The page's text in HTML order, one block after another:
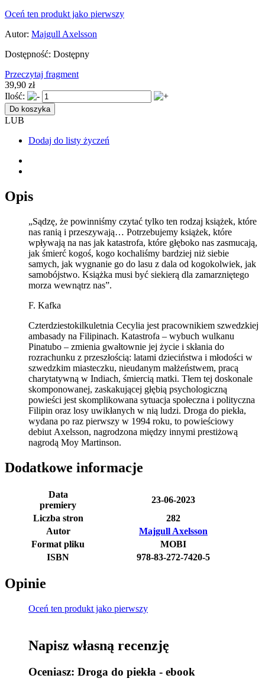
Oceń ten produkt jako pierwszy
Autor: Majgull Axelsson
Dostępność: Dostępny
Przeczytaj fragment
39,90 zł
Ilość:
Do koszyka
LUB
Dodaj do listy życzeń
Opis
„Sądzę, że powinniśmy czytać tylko ten rodzaj książek, które
nas ranią i przeszywają… Potrzebujemy książek, które
wpływają na nas jak katastrofa, które głęboko nas zasmucają,
jak śmierć kogoś, kogo kochaliśmy bardziej niż siebie
samych, jak wygnanie go do lasu z dala od kogokolwiek, jak
samobójstwo. Książka musi być siekierą dla zamarzniętego
morza wewnątrz nas”.
F. Kafka
Czterdziestokilkuletnia Cecylia jest pracownikiem szwedzkiej
ambasady na Filipinach. Katastrofa – wybuch wulkanu
Pinatubo – zmienia gwałtownie jej życie i skłania do
rozrachunku z przeszłością: latami dzieciństwa i młodości w
szwedzkim miasteczku, nieudanym małżeństwem, pracą
charytatywną w Indiach, śmiercią matki. Tłem tej doskonale
skomponowanej, zaskakującej głębią psychologiczną
powieści jest skomplikowana sytuacja społeczna i polityczna
Filipin oraz losy uwikłanych w nią ludzi. Droga do piekła,
wydana po raz pierwszy w 1994 roku, to powieściowy
debiut Axelsson, nagrodzona między innymi prestiżową
nagrodą Moy Martinson.
Dodatkowe informacje
Data
premiery
23-06-2023
Liczba stron
282
Autor
Majgull Axelsson
Format pliku
MOBI
ISBN
978-83-272-7420-5
Opinie
Oceń ten produkt jako pierwszy
Napisz własną recenzję
Oceniasz: Droga do piekła - ebook